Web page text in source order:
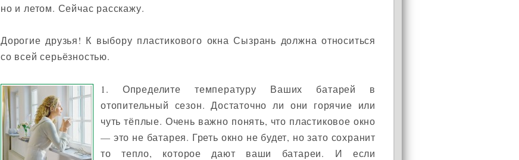
но и летом. Сейчас расскажу.
Дорогие друзья! К выбору пластикового окна Сызрань должна относиться
со всей серьёзностью.
1. Определите температуру Ваших батарей в
отопительный сезон. Достаточно ли они горячие или
чуть тёплые. Очень важно понять, что пластиковое окно
— это не батарея. Греть окно не будет, но зато сохранит
то тепло, которое дают ваши батареи. И если